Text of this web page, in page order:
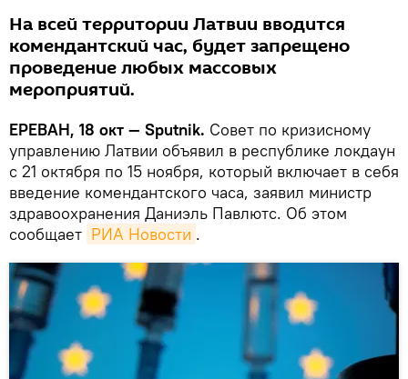
На всей территории Латвии вводится
комендантский час, будет запрещено
проведение любых массовых
мероприятий.
ЕРЕВАН, 18 окт — Sputnik. Совет по кризисному
управлению Латвии объявил в республике локдаун
с 21 октября по 15 ноября, который включает в себя
введение комендантского часа, заявил министр
здравоохранения Даниэль Павлютс. Об этом
сообщает РИА Новости .